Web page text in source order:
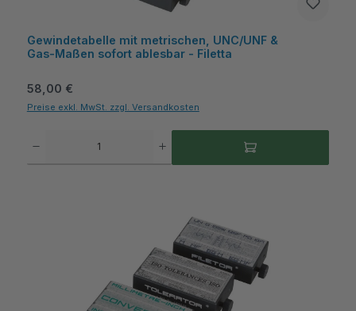
Gewindetabelle mit metrischen, UNC/UNF &
Gas‑Maßen sofort ablesbar - Filetta
Regulärer Preis:
58,00 €
Preise exkl. MwSt. zzgl. Versandkosten